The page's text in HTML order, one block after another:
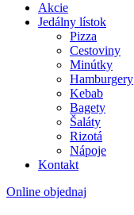
Akcie
Jedálny lístok
Pizza
Cestoviny
Minútky
Hamburgery
Kebab
Bagety
Šaláty
Rizotá
Nápoje
Kontakt
Online objednaj